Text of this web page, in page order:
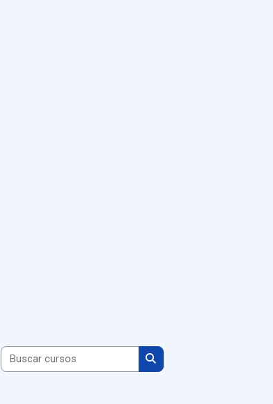
Buscar cursos
Buscar cursos